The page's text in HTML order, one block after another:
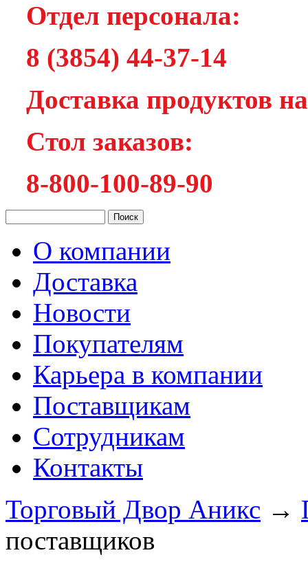
Отдел персонала:
8 (3854) 44-37-14
Доставка продуктов
Cтол заказов:
8-800-100-89-90
О компании
Доставка
Новости
Покупателям
Карьера в компании
Поставщикам
Сотрудникам
Контакты
Торговый Двор Аникс →
поставщиков